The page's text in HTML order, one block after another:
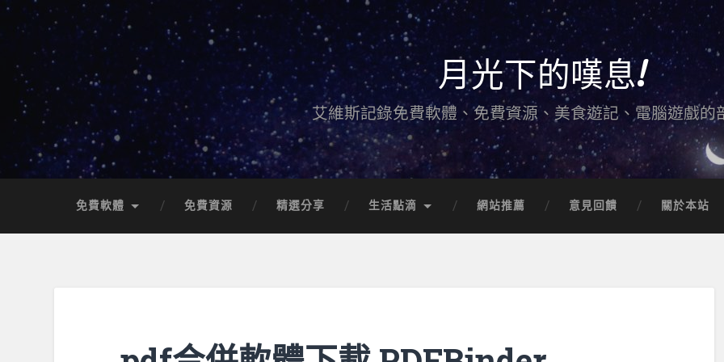
月光下的嘆息!
艾維斯記錄免費軟體、免費資源、美食遊記、電腦遊戲的
免費軟體 免費資源 精選分享 生活點滴 網站推薦 意見回饋 關於本站